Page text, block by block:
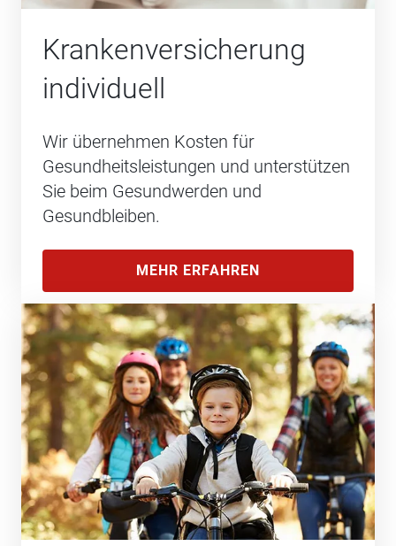
Krankenversicherung
individuell
Wir übernehmen Kosten für
Gesundheitsleistungen und unterstützen
Sie beim Gesundwerden und
Gesundbleiben.
MEHR ERFAHREN